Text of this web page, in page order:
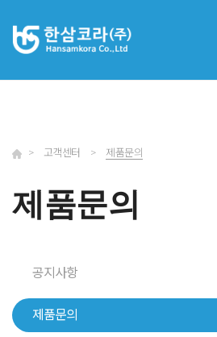
> 고객센터 > 제품문의
제품문의
공지사항
제품문의